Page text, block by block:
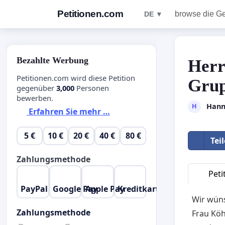
Petitionen.com DE ▼ browse die
H
Wir
Frau
Bezahlte Werbung
Petitionen.com wird diese Petition
gegenüber 3,000 Personen
bewerben.
Erfahren Sie mehr …
5 € 10 € 20 € 40 € 80 €
Zahlungsmethode
PayPal Google PayApple PayKreditkarte
Zahlungsmethode